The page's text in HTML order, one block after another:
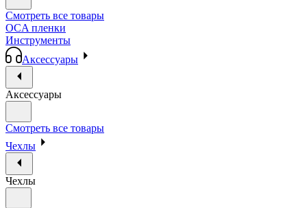
Смотреть все товары
OCA пленки
Инструменты
Аксессуары
Аксессуары
Смотреть все товары
Чехлы
Чехлы